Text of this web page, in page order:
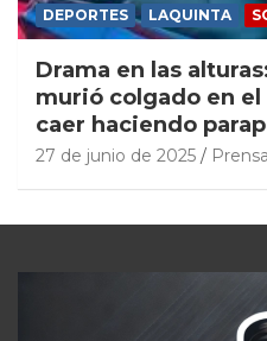
DEPORTES LAQUINTA
Drama en las
murió colgado en
caer haciendo
27 de junio de 2025